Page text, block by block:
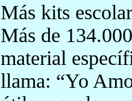
Más kits
Más de
material
llama: “Yo